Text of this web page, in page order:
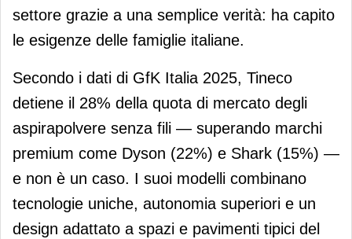
settore grazie a una semplice verità: ha capito
le esigenze delle famiglie italiane.
Secondo i dati di GfK Italia 2025, Tineco
detiene il 28% della quota di mercato degli
aspirapolvere senza fili — superando marchi
premium come Dyson (22%) e Shark (15%) —
e non è un caso. I suoi modelli combinano
tecnologie uniche, autonomia superiori e un
design adattato a spazi e pavimenti tipici del